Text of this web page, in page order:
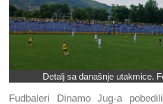
Detalj sa današnje utakmice.
Fudbaleri Dinamo Jug-a